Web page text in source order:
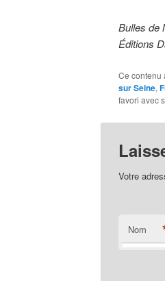
Bulles de
Éditions
Ce contenu
sur Seine,
favori avec
Votre
Nom